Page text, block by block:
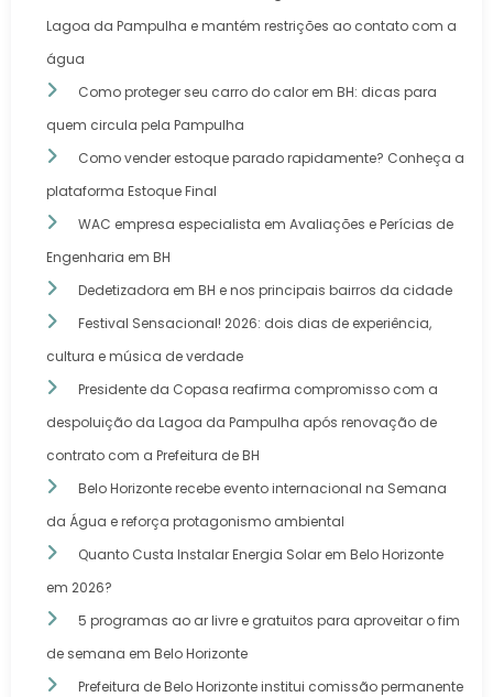
Lagoa da Pampulha e mantém restrições ao contato com a
água
Como proteger seu carro do calor em BH: dicas para
quem circula pela Pampulha
Como vender estoque parado rapidamente? Conheça a
plataforma Estoque Final
WAC empresa especialista em Avaliações e Perícias de
Engenharia em BH
Dedetizadora em BH e nos principais bairros da cidade
Festival Sensacional! 2026: dois dias de experiência,
cultura e música de verdade
Presidente da Copasa reafirma compromisso com a
despoluição da Lagoa da Pampulha após renovação de
contrato com a Prefeitura de BH
Belo Horizonte recebe evento internacional na Semana
da Água e reforça protagonismo ambiental
Quanto Custa Instalar Energia Solar em Belo Horizonte
em 2026?
5 programas ao ar livre e gratuitos para aproveitar o fim
de semana em Belo Horizonte
Prefeitura de Belo Horizonte institui comissão permanente